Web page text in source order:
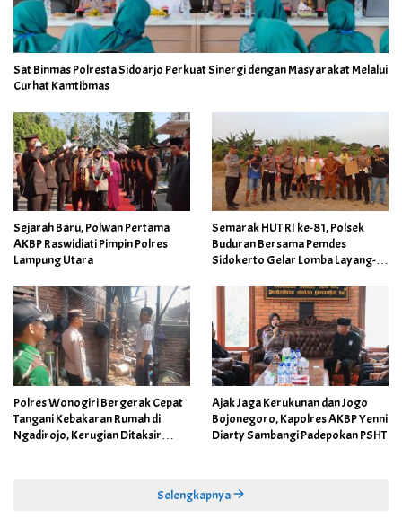
Sat Binmas Polresta Sidoarjo Perkuat Sinergi dengan Masyarakat Melalui
Curhat Kamtibmas
Sejarah Baru, Polwan Pertama
AKBP Raswidiati Pimpin Polres
Lampung Utara
Semarak HUT RI ke-81, Polsek
Buduran Bersama Pemdes
Sidokerto Gelar Lomba Layang-
Polres Wonogiri Bergerak Cepat
Tangani Kebakaran Rumah di
Ngadirojo, Kerugian Ditaksir
Ajak Jaga Kerukunan dan Jogo
Bojonegoro, Kapolres AKBP Yenni
Diarty Sambangi Padepokan PSHT
Selengkapnya